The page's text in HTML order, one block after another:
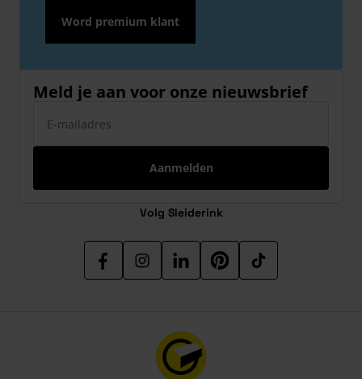
Word premium klant
Meld je aan voor onze nieuwsbrief
Aanmelden
Volg Sleiderink